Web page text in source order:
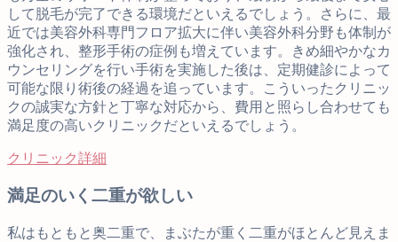
して脱毛が完了できる環境だといえるでしょう。さらに、最
近では美容外科専門フロア拡大に伴い美容外科分野も体制が
強化され、整形手術の症例も増えています。きめ細やかなカ
ウンセリングを行い手術を実施した後は、定期健診によって
可能な限り術後の経過を追っています。こういったクリニッ
クの誠実な方針と丁寧な対応から、費用と照らし合わせても
満足度の高いクリニックだといえるでしょう。
クリニック詳細
満足のいく二重が欲しい
私はもともと奥二重で、まぶたが重く二重がほとんど見えま